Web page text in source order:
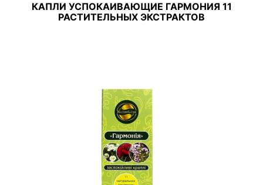
КАПЛИ УСПОКАИВАЮЩИЕ ГАРМОНИЯ 11
РАСТИТЕЛЬНЫХ ЭКСТРАКТОВ